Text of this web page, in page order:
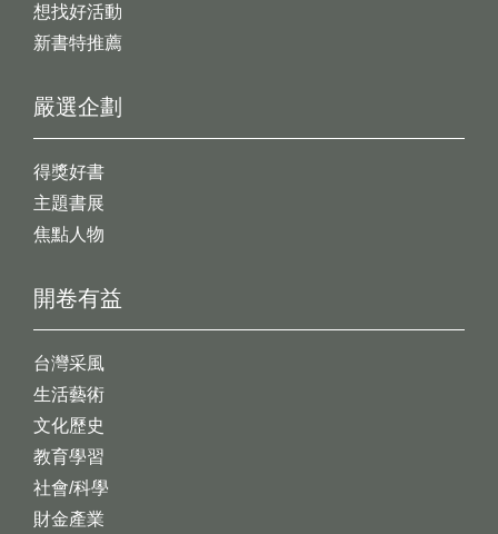
想找好活動
新書特推薦
開卷有益
台灣采風
生活藝術
文化歷史
教育學習
社會/科學
財金產業
嚴選企劃
得獎好書
主題書展
焦點人物